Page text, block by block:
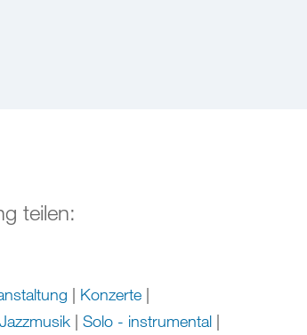
teilen:
| Konzerte|
Jazzmusik| Solo - instrumental|